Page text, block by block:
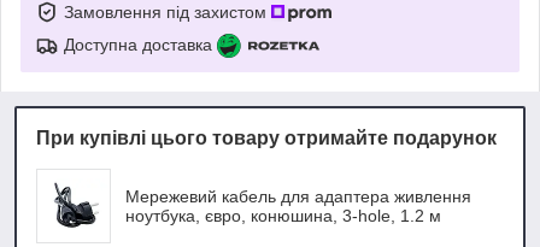
Замовлення під захистом
Доступна доставка
При купівлі цього товару отримайте подарунок
Мережевий кабель для адаптера живлення
ноутбука, євро, конюшина, 3-hole, 1.2 м